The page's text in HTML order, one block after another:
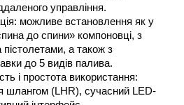
управління.
можливе встановлення як у
до спини» компоновці, з
а також з
до 5 видів палива.
і простота використання:
шлангом (LHR), сучасний LED-